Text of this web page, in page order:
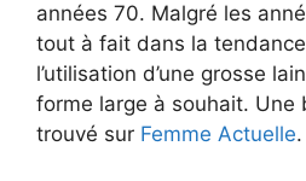
années 70. Malgré les
tout à fait dans la
l’utilisation d’une grosse
forme large à souhait. Une
trouvé sur Femme Actuelle.